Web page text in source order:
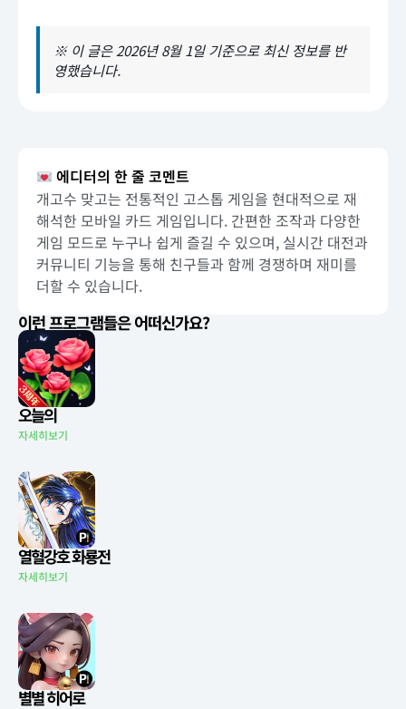
※ 이 글은 2026년 8월 1일 기준으로 최신 정보를 반
영했습니다.
에디터의 한 줄 코멘트
개고수 맞고는 전통적인 고스톱 게임을 현대적으로 재
해석한 모바일 카드 게임입니다. 간편한 조작과 다양한
게임 모드로 누구나 쉽게 즐길 수 있으며, 실시간 대전과
커뮤니티 기능을 통해 친구들과 함께 경쟁하며 재미를
더할 수 있습니다.
이런 프로그램들은 어떠신가요?
오늘의
자세히보기
열혈강호 화룡전
자세히보기
별별 히어로